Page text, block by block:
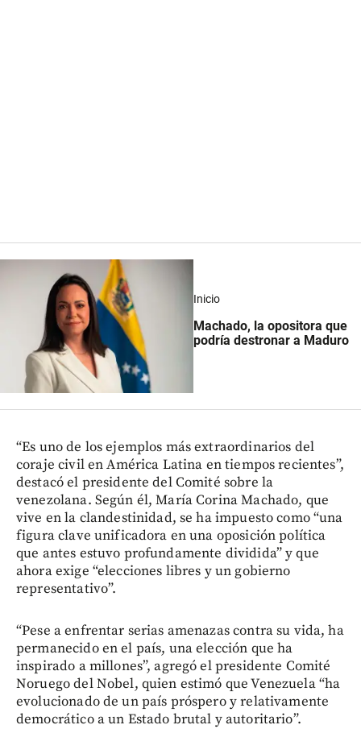
Inicio
Machado, la opositora que
podría destronar a Maduro
“Es uno de los ejemplos más extraordinarios del
coraje civil en América Latina en tiempos recientes”,
destacó el presidente del Comité sobre la
venezolana. Según él, María Corina Machado, que
vive en la clandestinidad, se ha impuesto como “una
figura clave unificadora en una oposición política
que antes estuvo profundamente dividida” y que
ahora exige “elecciones libres y un gobierno
representativo”.
“Pese a enfrentar serias amenazas contra su vida, ha
permanecido en el país, una elección que ha
inspirado a millones”, agregó el presidente Comité
Noruego del Nobel, quien estimó que Venezuela “ha
evolucionado de un país próspero y relativamente
democrático a un Estado brutal y autoritario”.